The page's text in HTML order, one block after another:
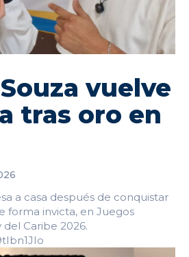
vuelve
tras oro en
a casa después de conquistar
forma invicta, en Juegos
Caribe 2026.